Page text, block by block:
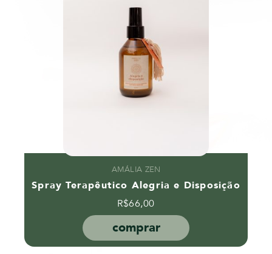
AMÁLIA ZEN
Spray Terapêutico Alegria e Disposição
R$66,00
comprar